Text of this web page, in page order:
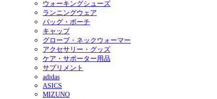
ウォーキングシューズ
ランニングウェア
バッグ・ポーチ
キャップ
グローブ・ネックウォーマー
アクセサリー・グッズ
ケア・サポーター用品
サプリメント
adidas
ASICS
MIZUNO